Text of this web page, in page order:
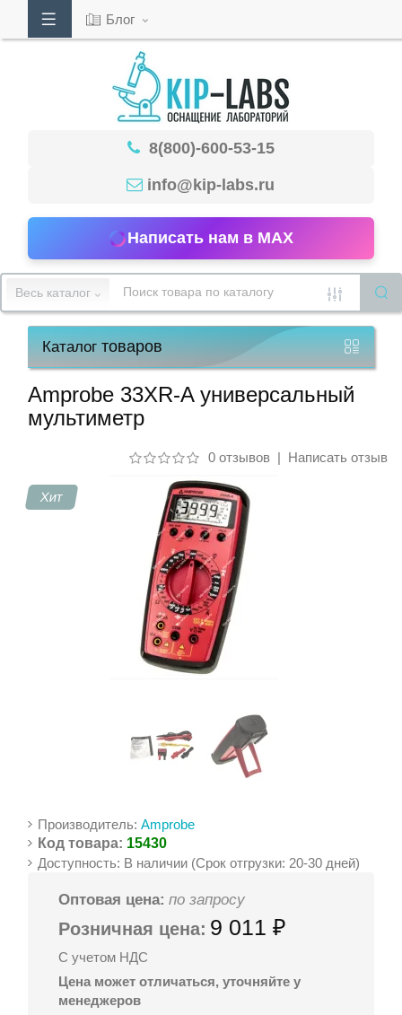
53-
15
работы
Блог
8(800)-600-53-15
info@kip-labs.ru
Написать нам в MAX
Весь каталог
Каталогтоваров
Amprobe 33XR-A универсальный
мультиметр
0 отзывов| Написать отзыв
Хит
Производитель:Amprobe
Код товара: 15430
Доступность: В наличии (Срок отгрузки: 20-30 дней)
Оптовая цена: по запросу
Розничная цена: 9 011 ₽
С учетом НДС
Цена может отличаться, уточняйте у
менеджеров